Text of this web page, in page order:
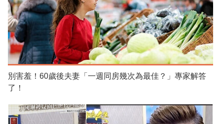
別害羞！60歲後夫妻「一週同房幾次為最佳？」專家解答
了！